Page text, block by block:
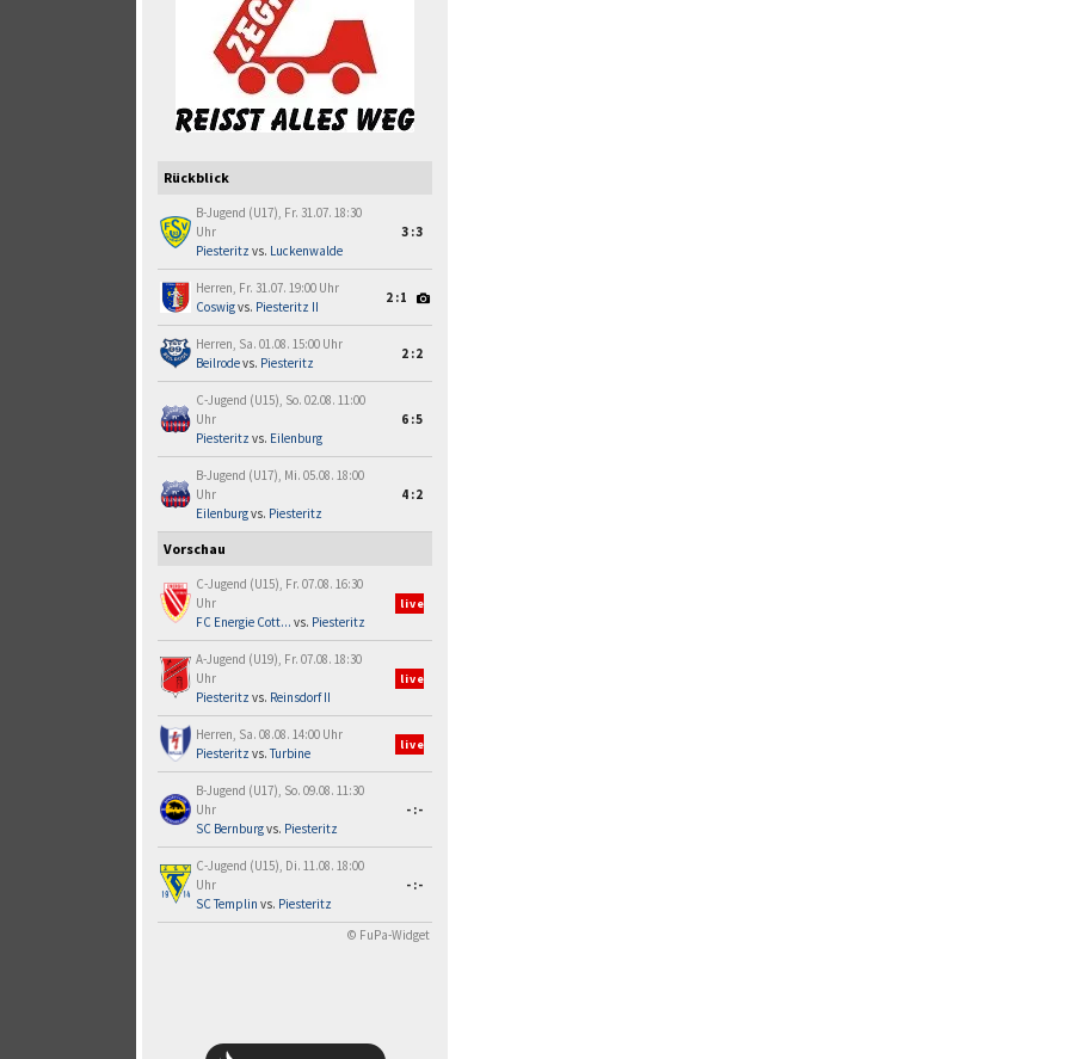
Rückblick
B-Jugend (U17), Fr. 31.07. 18:30
Uhr
Piesteritz vs. Luckenwalde
3:3
Herren, Fr. 31.07. 19:00 Uhr
Coswigvs. Piesteritz II
2:1
Herren, Sa. 01.08. 15:00 Uhr
Beilrodevs. Piesteritz
2:2
C-Jugend (U15), So. 02.08. 11:00
Uhr
Piesteritz vs. Eilenburg
6:5
B-Jugend (U17), Mi. 05.08. 18:00
Uhr
Eilenburgvs. Piesteritz
4:2
Vorschau
C-Jugend (U15), Fr. 07.08. 16:30
Uhr
FC Energie Cott... vs. Piesteritz
live
A-Jugend (U19), Fr. 07.08. 18:30
Uhr
Piesteritz vs. Reinsdorf II
live
Herren, Sa. 08.08. 14:00 Uhr
Piesteritz vs.Turbine
live
B-Jugend (U17), So. 09.08. 11:30
Uhr
SC Bernburgvs. Piesteritz
-:-
C-Jugend (U15), Di. 11.08. 18:00
Uhr
SC Templin vs. Piesteritz
-:-
© FuPa-Widget